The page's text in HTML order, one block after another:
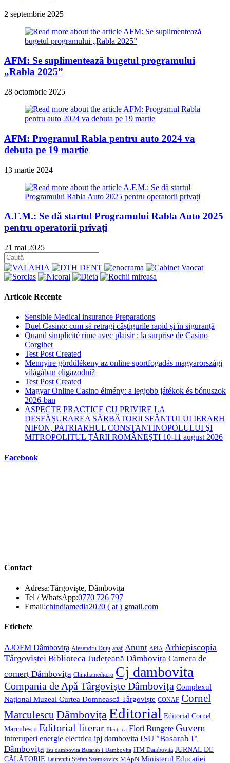
2 septembrie 2025
AFM: Se suplimentează bugetul programului
„Rabla 2025”
28 octombrie 2025
AFM: Programul Rabla pentru auto 2024 va
debuta pe 19 martie
13 martie 2024
A.F.M.: Se dă startul Programului Rabla Auto 2025
pentru operatorii privați
21 mai 2025
Articole Recente
Sensible Medical insurance Preparations
Duel Casino: cum să retragi câștigurile rapid și în siguranță
Quand simplicité rime avec plaisir : la surprise de Casino
Corgibet
Test Post Created
Mennyire gördülékeny az online sportfogadás magyarországi
világában eligazodni?
Test Post Created
Magyar Online Casino élmény: a legjobb játékok és bónuszok
2026-ban
ASPECTE PRACTICE CU PRIVIRE LA
DESFĂȘURAREA SĂRBĂTORII SFÂNTULUI IERARH
NIFON, PATRIARHUL CONSTANTINOPOLULUI ŞI
MITROPOLITUL ȚĂRII ROMÂNEȘTI 10-11 august 2026
Facebook
Contact
Adresa:Târgoviște, Dâmbovița
Tel / WhatsApp:0770 726 797Opens
in
Email:chindiamedia2020 ( at ) gmail.comOpens
Etichete
AJOFM Dâmbovița Alesandru Duțu anaf Anunt APIA Arhiepiscopia
Târgoviștei Biblioteca Județeană Dâmbovița Camera de
comerț Dâmbovița Chindiamedia.ro Cj dambovita
Compania de Apă Târgoviște Dâmbovița Complexul
Național Muzeal Curtea Domnească Târgoviște CONAF Cornel
Marculescu DâmbovițaEditorial Editorial Cornel
Marculescu Editorial literar Electrica Flori Bungete Guvern
intreruperi energie electrica ipj dambovita ISU "Basarab I"
Dâmbovița Isu dambovita Basarab I Dambovita ITM Dambovita JURNAL DE
CĂLĂTORIE Laurențiu Ștefan Szemkovics MApN Ministerul Educației